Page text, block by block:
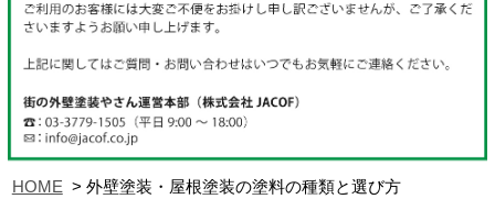
HOME 外壁塗装・屋根塗装の塗料の種類と選び方